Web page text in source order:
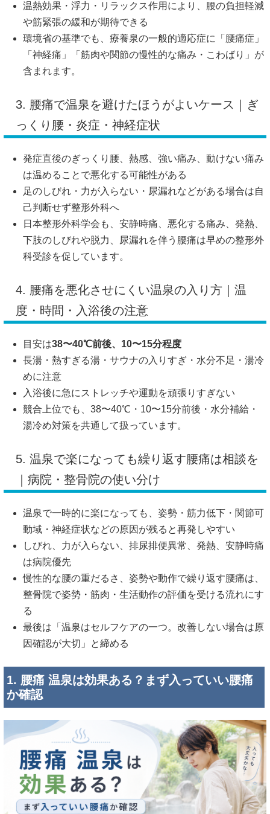
温熱効果・浮力・リラックス作用により、腰の負担軽減
や筋緊張の緩和が期待できる
環境省の基準でも、療養泉の一般的適応症に「腰痛症」
「神経痛」「筋肉や関節の慢性的な痛み・こわばり」が
含まれます。
3. 腰痛で温泉を避けたほうがよいケース｜ぎ
っくり腰・炎症・神経症状
発症直後のぎっくり腰、熱感、強い痛み、動けない痛み
は温めることで悪化する可能性がある
足のしびれ・力が入らない・尿漏れなどがある場合は自
己判断せず整形外科へ
日本整形外科学会も、安静時痛、悪化する痛み、発熱、
下肢のしびれや脱力、尿漏れを伴う腰痛は早めの整形外
科受診を促しています。
4. 腰痛を悪化させにくい温泉の入り方｜温
度・時間・入浴後の注意
目安は38〜40℃前後、10〜15分程度
長湯・熱すぎる湯・サウナの入りすぎ・水分不足・湯冷
めに注意
入浴後に急にストレッチや運動を頑張りすぎない
競合上位でも、38〜40℃・10〜15分前後・水分補給・
湯冷め対策を共通して扱っています。
5. 温泉で楽になっても繰り返す腰痛は相談を
｜病院・整骨院の使い分け
温泉で一時的に楽になっても、姿勢・筋力低下・関節可
動域・神経症状などの原因が残ると再発しやすい
しびれ、力が入らない、排尿排便異常、発熱、安静時痛
は病院優先
慢性的な腰の重だるさ、姿勢や動作で繰り返す腰痛は、
整骨院で姿勢・筋肉・生活動作の評価を受ける流れにす
る
最後は「温泉はセルフケアの一つ。改善しない場合は原
因確認が大切」と締める
1. 腰痛 温泉は効果ある？まず入っていい腰痛
か確認